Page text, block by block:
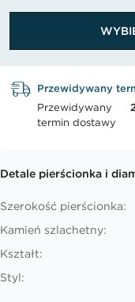
Przewidywany
Przewidywany
termin dostawy
Detale pierścionka i
Szerokość pierścionka:
Kamień szlachetny:
Kształt:
Styl: